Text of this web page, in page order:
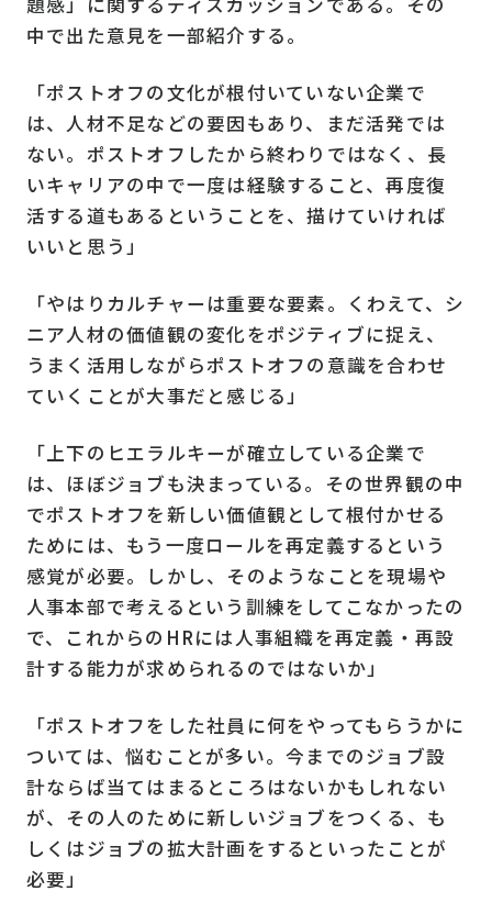
中で出た意見を一部紹介する。
「ポストオフの文化が根付いていない企業で
は、人材不足などの要因もあり、まだ活発では
ない。ポストオフしたから終わりではなく、長
いキャリアの中で一度は経験すること、再度復
活する道もあるということを、描けていければ
いいと思う」
「やはりカルチャーは重要な要素。くわえて、シ
ニア人材の価値観の変化をポジティブに捉え、
うまく活用しながらポストオフの意識を合わせ
ていくことが大事だと感じる」
「上下のヒエラルキーが確立している企業で
は、ほぼジョブも決まっている。その世界観の中
でポストオフを新しい価値観として根付かせる
ためには、もう一度ロールを再定義するという
感覚が必要。しかし、そのようなことを現場や
人事本部で考えるという訓練をしてこなかったの
で、これからのHRには人事組織を再定義・再設
計する能力が求められるのではないか」
「ポストオフをした社員に何をやってもらうかに
ついては、悩むことが多い。今までのジョブ設
計ならば当てはまるところはないかもしれない
が、その人のために新しいジョブをつくる、も
しくはジョブの拡大計画をするといったことが
必要」